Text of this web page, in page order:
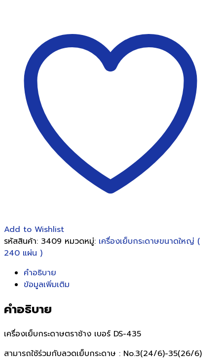
Add to Wishlist
รหัสสินค้า: 3409 หมวดหมู่: เครื่องเย็บกระดาษขนาดใหญ่ (
240 แผ่น )
คำอธิบาย
ข้อมูลเพิ่มเติม
คำอธิบาย
เครื่องเย็บกระดาษตราช้าง เบอร์ DS-435
สามารถใช้ร่วมกับลวดเย็บกระดาษ : No.3(24/6)-35(26/6)